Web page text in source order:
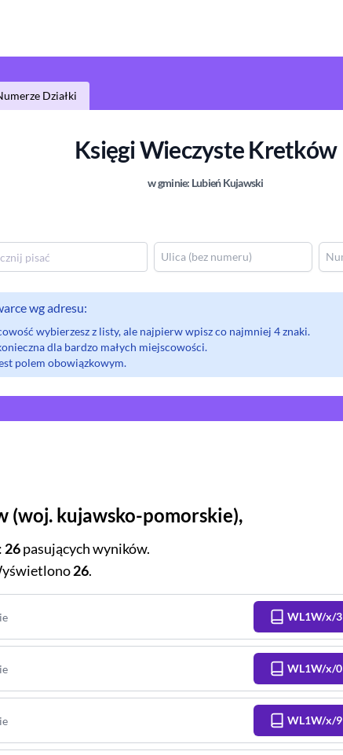
Działki
Księgi WieczysteKretków
w gminie: Lubień Kujawski
wg adresu:
wybierzesz z listy, ale najpierw wpisz co najmniej 4 znaki.
dla bardzo małych miejscowości.
polem obowiązkowym.
(woj. kujawsko-pomorskie),
: 26pasujących wyników.
26.
WL1W/x/3
WL1W/x/0
WL1W/x/9